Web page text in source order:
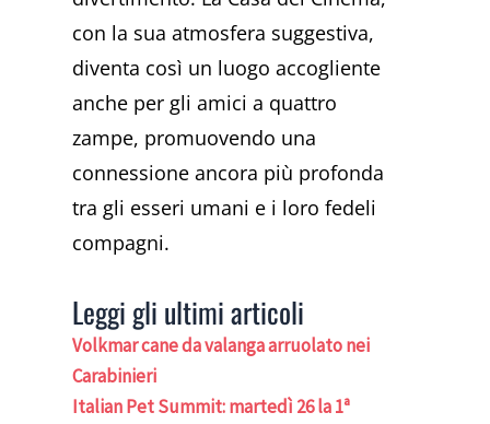
con la sua atmosfera suggestiva,
diventa così un luogo accogliente
anche per gli amici a quattro
zampe, promuovendo una
connessione ancora più profonda
tra gli esseri umani e i loro fedeli
compagni.
Leggi gli ultimi articoli
Volkmar cane da valanga arruolato nei
Carabinieri
Italian Pet Summit: martedì 26 la 1ª